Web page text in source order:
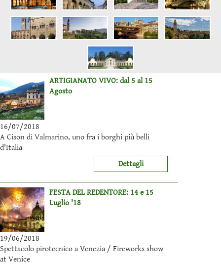
ARTIGIANATO VIVO: dal 5 al 15
Agosto
16/07/2018
A Cison di Valmarino, uno fra i borghi più belli
d'Italia
Dettagli
FESTA DEL REDENTORE: 14 e 15
Luglio '18
19/06/2018
Spettacolo pirotecnico a Venezia / Fireworks show
at Venice